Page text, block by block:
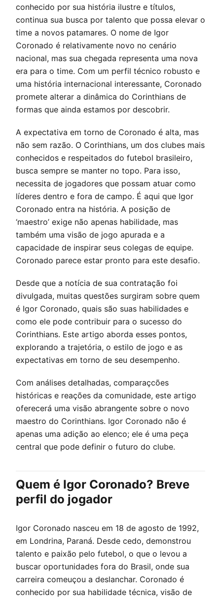
conhecido por sua história ilustre e títulos,
continua sua busca por talento que possa elevar o
time a novos patamares. O nome de Igor
Coronado é relativamente novo no cenário
nacional, mas sua chegada representa uma nova
era para o time. Com um perfil técnico robusto e
uma história internacional interessante, Coronado
promete alterar a dinâmica do Corinthians de
formas que ainda estamos por descobrir.
A expectativa em torno de Coronado é alta, mas
não sem razão. O Corinthians, um dos clubes mais
conhecidos e respeitados do futebol brasileiro,
busca sempre se manter no topo. Para isso,
necessita de jogadores que possam atuar como
líderes dentro e fora de campo. É aqui que Igor
Coronado entra na história. A posição de
‘maestro’ exige não apenas habilidade, mas
também uma visão de jogo apurada e a
capacidade de inspirar seus colegas de equipe.
Coronado parece estar pronto para este desafio.
Desde que a notícia de sua contratação foi
divulgada, muitas questões surgiram sobre quem
é Igor Coronado, quais são suas habilidades e
como ele pode contribuir para o sucesso do
Corinthians. Este artigo aborda esses pontos,
explorando a trajetória, o estilo de jogo e as
expectativas em torno de seu desempenho.
Com análises detalhadas, comparaçcões
históricas e reações da comunidade, este artigo
oferecerá uma visão abrangente sobre o novo
maestro do Corinthians. Igor Coronado não é
apenas uma adição ao elenco; ele é uma peça
central que pode definir o futuro do clube.
Quem é Igor Coronado? Breve
perfil do jogador
Igor Coronado nasceu em 18 de agosto de 1992,
em Londrina, Paraná. Desde cedo, demonstrou
talento e paixão pelo futebol, o que o levou a
buscar oportunidades fora do Brasil, onde sua
carreira comeuçou a deslanchar. Coronado é
conhecido por sua habilidade técnica, visão de